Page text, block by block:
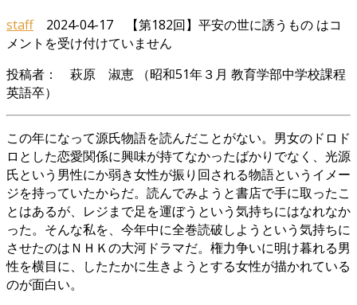
staff 2024-04-17 【第182回】平安の世に誘うもの はコ
メントを受け付けていません
投稿者： 萩原 淑恵 （昭和51年３月 教育学部中学校課程
英語卒）
この年になって源氏物語を読んだことがない。男女のドロド
ロとした恋愛関係に興味が持てなかったばかりでなく、光源
氏という男性にか弱き女性が振り回される物語というイメー
ジを持っていたからだ。読んでみようと書店で手に取ったこ
とはあるが、レジまで足を運ぼうという気持ちにはなれなか
った。そんな私を、今年中に全巻読破しようという気持ちに
させたのはＮＨＫの大河ドラマだ。権力争いに明け暮れる男
性を横目に、したたかに生きようとする女性が描かれている
のが面白い。